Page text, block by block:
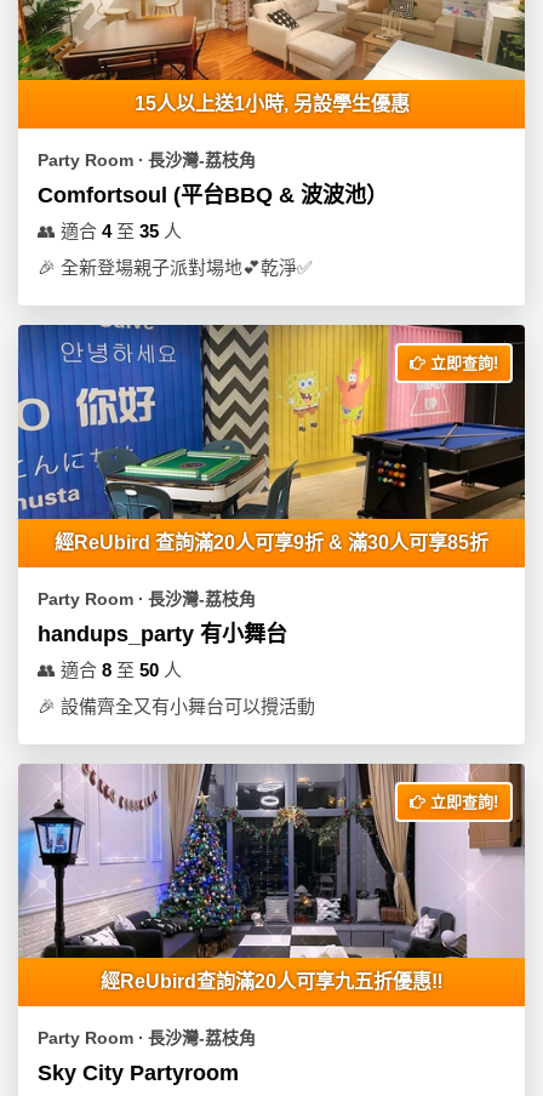
15人以上送1小時, 另設學生優惠
Party Room ∙ 長沙灣-荔枝角
Comfortsoul (平台BBQ & 波波池）
👥 適合 4至 35 人
🎉 全新登場親子派對場地💕乾淨✅
立即查詢!
經ReUbird 查詢滿20人可享9折 & 滿30人可享85折
Party Room ∙ 長沙灣-荔枝角
handups_party 有小舞台
👥 適合 8 至 50 人
🎉 設備齊全又有小舞台可以攪活動
立即查詢!
經ReUbird查詢滿20人可享九五折優惠‼️
Party Room ∙ 長沙灣-荔枝角
Sky City Partyroom